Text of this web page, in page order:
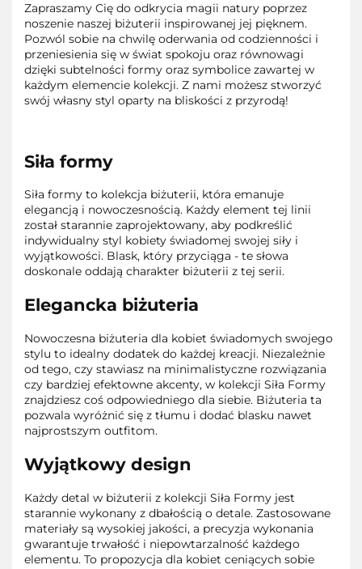
Zapraszamy Cię do odkrycia magii natury poprzez
noszenie naszej biżuterii inspirowanej jej pięknem.
Pozwól sobie na chwilę oderwania od codzienności i
przeniesienia się w świat spokoju oraz równowagi
dzięki subtelności formy oraz symbolice zawartej w
każdym elemencie kolekcji. Z nami możesz stworzyć
swój własny styl oparty na bliskości z przyrodą!
Siła formy
Siła formy to kolekcja biżuterii, która emanuje
elegancją i nowoczesnością. Każdy element tej linii
został starannie zaprojektowany, aby podkreślić
indywidualny styl kobiety świadomej swojej siły i
wyjątkowości. Blask, który przyciąga - te słowa
doskonale oddają charakter biżuterii z tej serii.
Elegancka biżuteria
Nowoczesna biżuteria dla kobiet świadomych swojego
stylu to idealny dodatek do każdej kreacji. Niezależnie
od tego, czy stawiasz na minimalistyczne rozwiązania
czy bardziej efektowne akcenty, w kolekcji Siła Formy
znajdziesz coś odpowiedniego dla siebie. Biżuteria ta
pozwala wyróżnić się z tłumu i dodać blasku nawet
najprostszym outfitom.
Wyjątkowy design
Każdy detal w biżuterii z kolekcji Siła Formy jest
starannie wykonany z dbałością o detale. Zastosowane
materiały są wysokiej jakości, a precyzja wykonania
gwarantuje trwałość i niepowtarzalność każdego
elementu. To propozycja dla kobiet ceniących sobie